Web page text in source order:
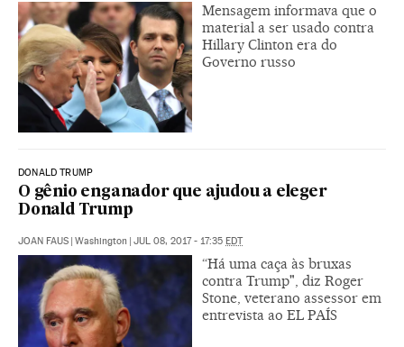
Mensagem informava que o
material a ser usado contra
Hillary Clinton era do
Governo russo
DONALD TRUMP
O gênio enganador que ajudou a eleger
Donald Trump
JOAN FAUS | Washington | JUL 08, 2017 - 17:35 EDT
“Há uma caça às bruxas
contra Trump", diz Roger
Stone, veterano assessor em
entrevista ao EL PAÍS